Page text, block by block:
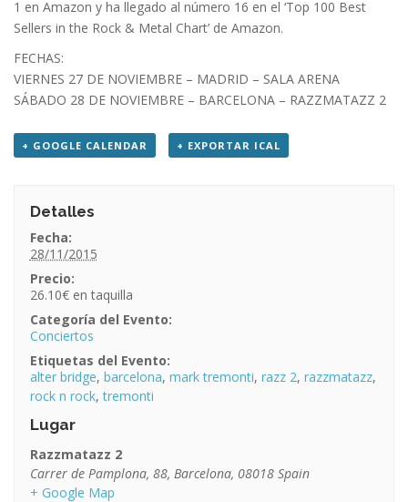
1 en Amazon y ha llegado al número 16 en el ‘Top 100 Best
Sellers in the Rock & Metal Chart’ de Amazon.
FECHAS:
VIERNES 27 DE NOVIEMBRE – MADRID – SALA ARENA
SÁBADO 28 DE NOVIEMBRE – BARCELONA – RAZZMATAZZ 2
+ GOOGLE CALENDAR + EXPORTAR ICAL
Detalles
Fecha:
28/11/2015
Precio:
26.10€
Categoría del Evento:
Conciertos
Etiquetas del Evento:
alter bridge, barcelona, mark tremonti, razz 2, razzmatazz,
rock n rock,tremonti
Lugar
Razzmatazz 2
Carrer de Pamplona, 88, Barcelona, 08018 Spain
+ Google Map